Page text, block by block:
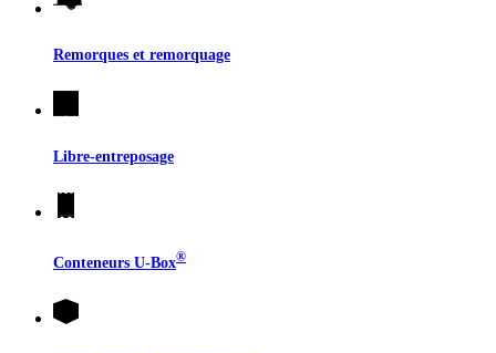
Remorques et remorquage
Libre-entreposage
Conteneurs U-Box®